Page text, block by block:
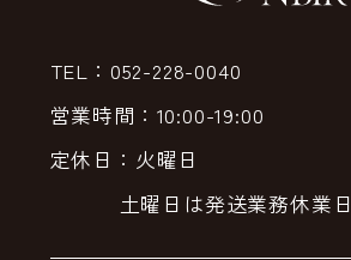
TEL：052-228-0040
営業時間：10:00-19:00
定休日：火曜日
土曜日は発送業務休業日